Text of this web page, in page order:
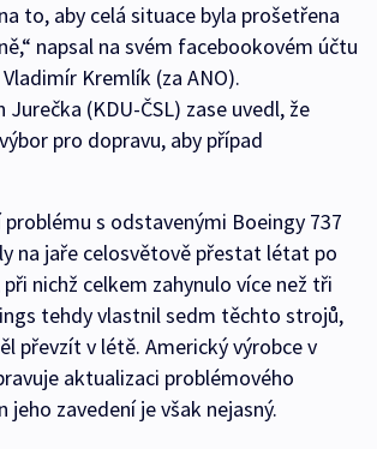
to, aby celá situace byla prošetřena
napsal na svém facebookovém účtu
Kremlík (za ANO).
Jurečka (KDU-ČSL) zase uvedl, že
pro dopravu, aby případ
s odstavenými Boeingy 737
na jaře celosvětově přestat létat po
nichž celkem zahynulo více než tři
tehdy vlastnil sedm těchto strojů,
převzít v létě. Americký výrobce v
aktualizaci problémového
zavedení je však nejasný.